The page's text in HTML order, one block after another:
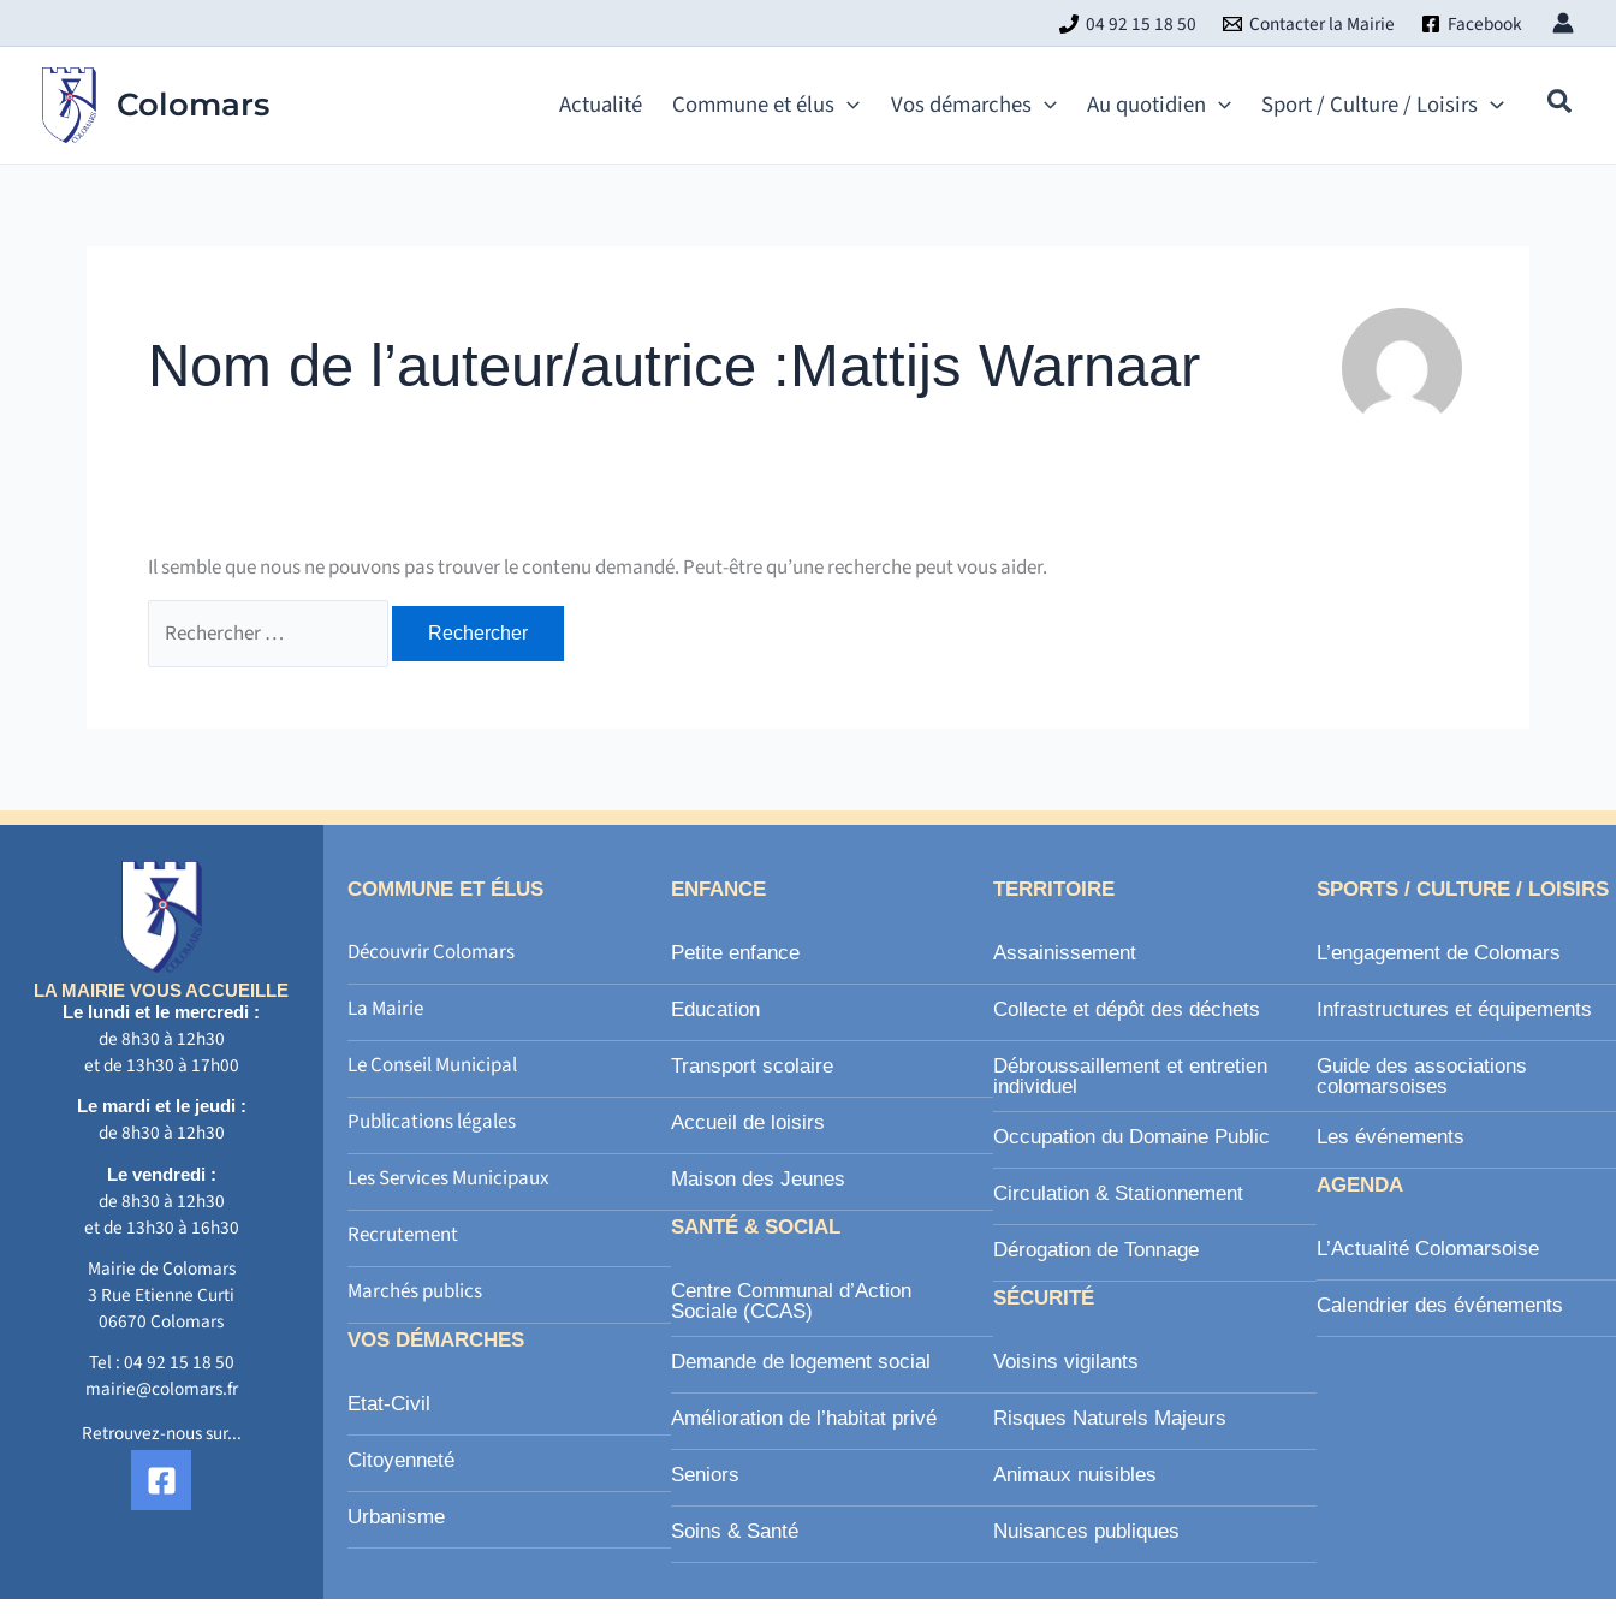
au
contenu
04 92 15 18 50 Contacter la Mairie Facebook
Colomars Actualité Commune et élus Vos démarches Au quotidien Sport / Culture / Loisirs
Nom de l’auteur/autrice :Mattijs Warnaar
Il semble que nous ne pouvons pas trouver le contenu demandé. Peut-être qu’une recherche peut vous aider.
LA MAIRIE VOUS ACCUEILLE
Le lundi et le mercredi :
de 8h30 à 12h30
et de 13h30 à 17h00
Le mardi et le jeudi :
de 8h30 à 12h30
Le vendredi :
de 8h30 à 12h30
et de 13h30 à 16h30
Mairie de Colomars
3 Rue Etienne Curti
06670 Colomars
Tel :04 92 15 18 50
mairie@colomars.fr
Retrouvez-nous sur...
F
a
c
COMMUNE ET ÉLUS
Découvrir Colomars
La Mairie
Le Conseil Municipal
Publications légales
Les Services Municipaux
Recrutement
Marchés publics
VOS DÉMARCHES
Etat-Civil
Citoyenneté
Urbanisme
ENFANCE
Petite enfance
Education
Transport scolaire
Accueil de loisirs
Maison des Jeunes
SANTÉ & SOCIAL
Centre Communal d’Action
Sociale (CCAS)
Demande de logement social
Amélioration de l’habitat privé
Seniors
Soins & Santé
TERRITOIRE
Assainissement
Collecte et dépôt des déchets
Débroussaillement et entretien
individuel
Occupation du Domaine Public
Circulation & Stationnement
Dérogation de Tonnage
SÉCURITÉ
Voisins vigilants
Risques Naturels Majeurs
Animaux nuisibles
Nuisances publiques
SPORTS / CULTURE / LOISIRS
L’engagement de Colomars
Infrastructures et équipements
Guide des associations
colomarsoises
Les événements
AGENDA
L’Actualité Colomarsoise
Calendrier des événements